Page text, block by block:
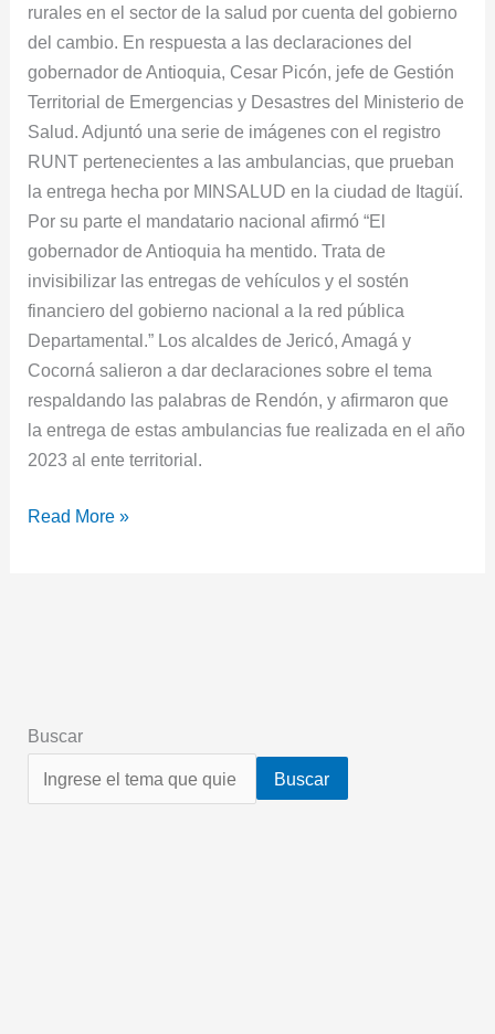
rurales en el sector de la salud por cuenta del gobierno
del cambio. En respuesta a las declaraciones del
gobernador de Antioquia, Cesar Picón, jefe de Gestión
Territorial de Emergencias y Desastres del Ministerio de
Salud. Adjuntó una serie de imágenes con el registro
RUNT pertenecientes a las ambulancias, que prueban
la entrega hecha por MINSALUD en la ciudad de Itagüí.
Por su parte el mandatario nacional afirmó “El
gobernador de Antioquia ha mentido. Trata de
invisibilizar las entregas de vehículos y el sostén
financiero del gobierno nacional a la red pública
Departamental.” Los alcaldes de Jericó, Amagá y
Cocorná salieron a dar declaraciones sobre el tema
respaldando las palabras de Rendón, y afirmaron que
la entrega de estas ambulancias fue realizada en el año
2023 al ente territorial.
Read More »
Buscar
Buscar